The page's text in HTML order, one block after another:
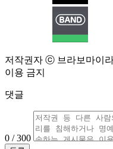
저작권자 ⓒ 브라보마이
이용 금지
댓글
0 / 300